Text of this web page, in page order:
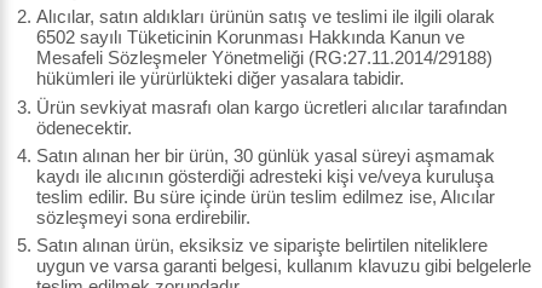
Alıcılar, satın aldıkları ürünün satış ve teslimi ile ilgili olarak
6502 sayılı Tüketicinin Korunması Hakkında Kanun ve
Mesafeli Sözleşmeler Yönetmeliği (RG:27.11.2014/29188)
hükümleri ile yürürlükteki diğer yasalara tabidir.
Ürün sevkiyat masrafı olan kargo ücretleri alıcılar tarafından
ödenecektir.
Satın alınan her bir ürün, 30 günlük yasal süreyi aşmamak
kaydı ile alıcının gösterdiği adresteki kişi ve/veya kuruluşa
teslim edilir. Bu süre içinde ürün teslim edilmez ise, Alıcılar
sözleşmeyi sona erdirebilir.
Satın alınan ürün, eksiksiz ve siparişte belirtilen niteliklere
uygun ve varsa garanti belgesi, kullanım klavuzu gibi belgelerle